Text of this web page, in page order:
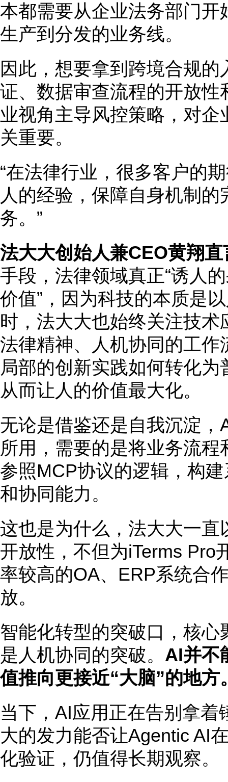
本都需要从企业法务部门
生产到分发的业务线。
因此，想要拿到跨境合规
证、数据审查流程的开放
业视角主导风控策略，对
关重要。
“在法律行业，很多客户的
人的经验，保障自身机制
务。”
法大大创始人兼CEO黄翔直
手段，法律领域真正“诱人
价值”，因为科技的本质是
时，法大大也始终关注技
法律精神、人机协同的工
局部的创新实践如何转化
从而让人的价值最大化。
无论是借鉴还是自我沉淀
所用，需要的是将业务流
参照MCP协议的逻辑，构
和协同能力。
这也是为什么，法大大一
开放性，不但为iTerms Pro
率较高的OA、ERP系统合
放。
智能化转型的突破口，核
是人机协同的突破。 AI并不
值推向更接近“大脑”的地方
当下，AI应用正在告别拿
大的发力能否让Agentic AI
化验证，仍值得长期观察。